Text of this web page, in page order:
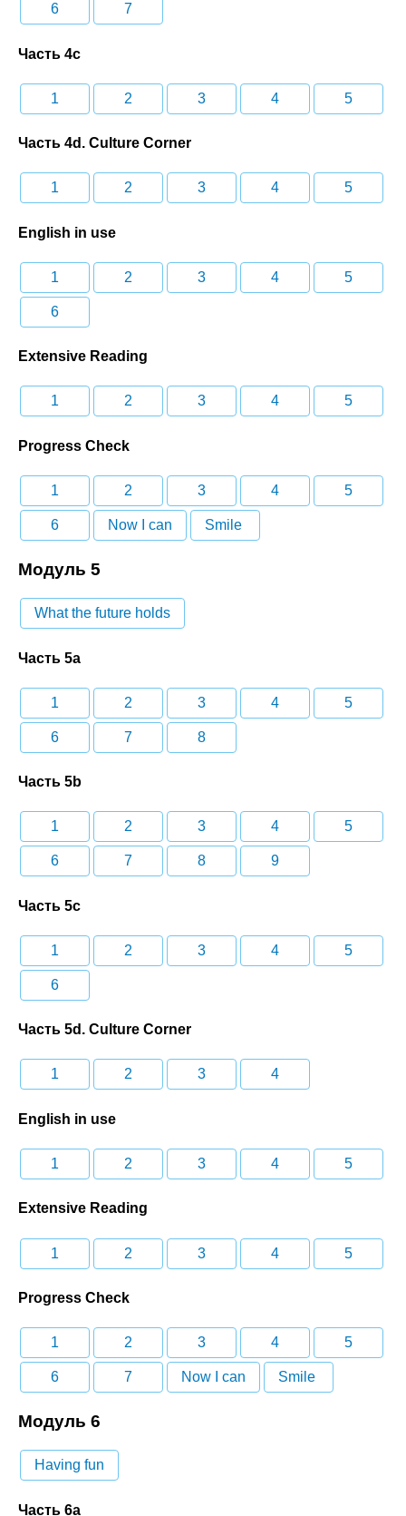
6 7
Часть 4c
1 2 3 4 5
Часть 4d. Culture Corner
1 2 3 4 5
English in use
1 2 3 4 5
6
Extensive Reading
1 2 3 4 5
Progress Check
1 2 3 4 5
6 Now I can Smile
Модуль 5
What the future holds
Часть 5a
1 2 3 4 5
6 7 8
Часть 5b
1 2 3 4 5
6 7 8 9
Часть 5c
1 2 3 4 5
6
Часть 5d. Culture Corner
1 2 3 4
English in use
1 2 3 4 5
Extensive Reading
1 2 3 4 5
Progress Check
1 2 3 4 5
6 7 Now I can Smile
Модуль 6
Having fun
Часть 6a